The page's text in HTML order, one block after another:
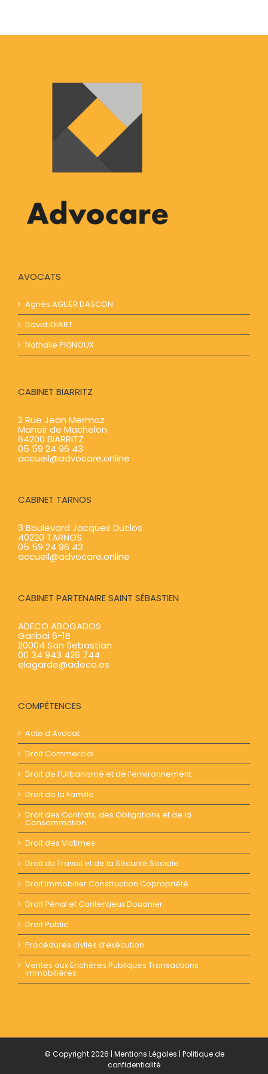
AVOCATS
Agnès AGUER​​ DASCON
David IDIART​​
Nathalie PIGNOUX
CABINET BIARRITZ
2 Rue Jean Mermoz
Manoir de Machelon
64200 BIARRITZ
05 59 24 96 43
accueil@advocare.online
CABINET TARNOS
3 Boulevard Jacques Duclos
40220 TARNOS
05 59 24 96 43
accueil@advocare.online
CABINET PARTENAIRE SAINT SÉBASTIEN
ADECO ABOGADOS
Garibai 6-1B
20004 San Sebastian
00 34 943 426 744
elagarde@adeco.es
COMPÉTENCES
Acte d’Avocat
Droit Commercial
Droit de l’Urbanisme et de l’environnement
Droit de la Famille
Droit des Contrats, des Obligations et de la
Consommation
Droit des Victimes
Droit du Travail et de la Sécurité Sociale
Droit Immobilier Construction Copropriété
Droit Pénal et Contentieux Douanier
Droit Public
Procédures civiles d’exécution
Ventes aux Enchères Publiques Transactions
immobilières
© Copyright2026 | Mentions Légales | Politique de
confidentialité